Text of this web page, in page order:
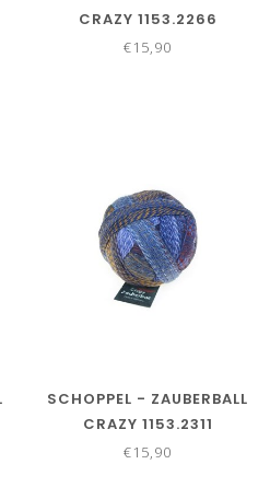
CRAZY 1153.2266
€15,90
SCHOPPEL - ZAUBERBALL
CRAZY 1153.2311
€15,90